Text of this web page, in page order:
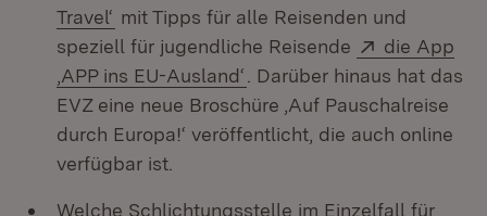
Travel‘ (Öffnet in neuem Fenster)
mit Tipps für alle Reisenden und
speziell für jugendliche Reisende
Extern:
die App
‚APP ins EU-Ausland‘ (Öffnet in neuem Fenster)
. Darüber hinaus hat das
EVZ eine neue Broschüre ‚Auf Pauschalreise
durch Europa!‘ veröffentlicht, die auch online
verfügbar ist.
Welche Schlichtungsstelle im Einzelfall für